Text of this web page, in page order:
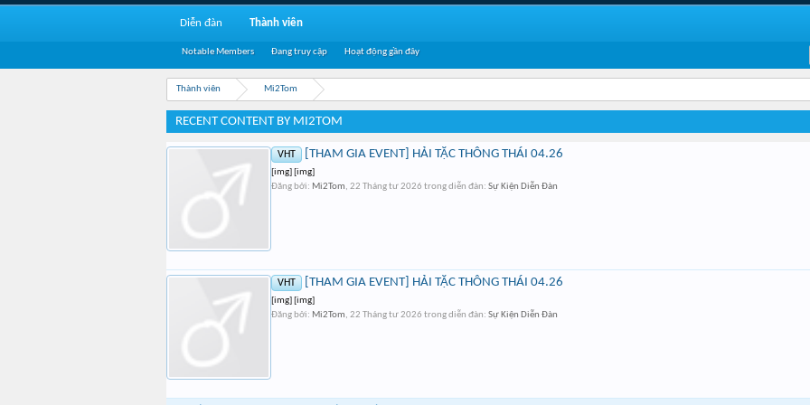
Thành viên Mi2Tom
RECENT CONTENT BY MI2TOM
VHT [THAM GIA EVENT] HẢI TẶC THÔNG THÁI 04.26
[img] [img]
Đăng bởi: Mi2Tom, 22 Tháng tư 2026 trong diễn đàn: Sự Kiện Diễn Đàn
VHT [THAM GIA EVENT] HẢI TẶC THÔNG THÁI 04.26
[img] [img]
Đăng bởi: Mi2Tom, 22 Tháng tư 2026 trong diễn đàn: Sự Kiện Diễn Đàn
Diễn đàn Thành viên
Notable Members Đang truy cập Hoạt động gần đây